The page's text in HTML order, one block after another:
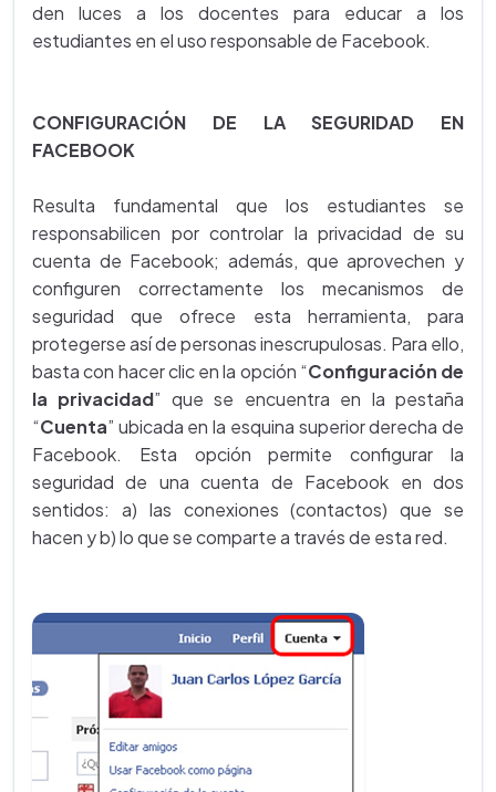
den luces a los docentes para educar a los
estudiantes en el uso responsable de Facebook.
CONFIGURACIÓN DE LA SEGURIDAD EN
FACEBOOK
Resulta fundamental que los estudiantes se
responsabilicen por controlar la privacidad de su
cuenta de Facebook; además, que aprovechen y
configuren correctamente los mecanismos de
seguridad que ofrece esta herramienta, para
protegerse así de personas inescrupulosas. Para ello,
basta con hacer clic en la opción “Configuración de
la privacidad” que se encuentra en la pestaña
“Cuenta” ubicada en la esquina superior derecha de
Facebook. Esta opción permite configurar la
seguridad de una cuenta de Facebook en dos
sentidos: a) las conexiones (contactos) que se
hacen y b) lo que se comparte a través de esta red.